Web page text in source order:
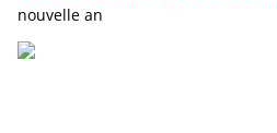
nouvelle an